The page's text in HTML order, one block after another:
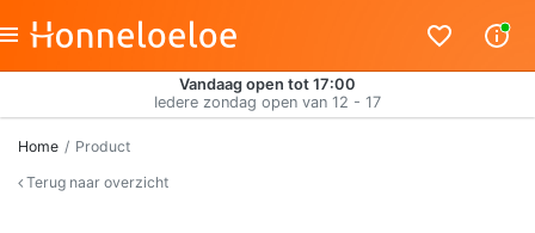
Vandaag open tot 17:00
Iedere zondag open van 12 - 17
Home
Product
Terug naar overzicht